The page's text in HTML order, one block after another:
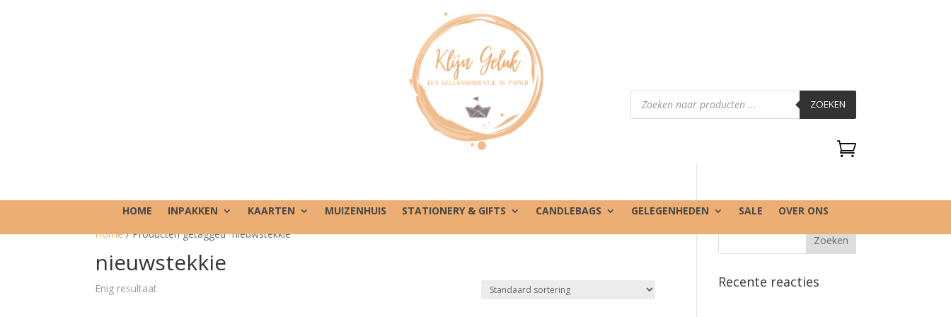
Producten
zoeken ZOEKEN

HOME INPAKKEN KAARTEN MUIZENHUIS STATIONERY & GIFTS CANDLEBAGS GELEGENHEDEN SALE
OVER ONS
Home/ Producten getagged “nieuwstekkie”
nieuwstekkie
Enig resultaat Recente reacties